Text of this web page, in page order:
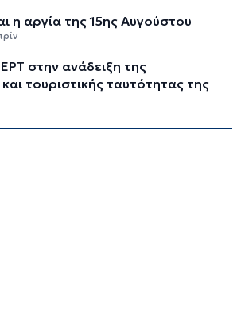
η αργία της 15ης Αυγούστου
στην ανάδειξη της
και τουριστικής ταυτότητας της